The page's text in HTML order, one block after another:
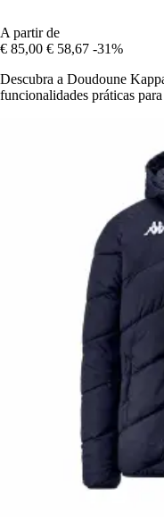
A partir de
€ 85,00 € 58,67 -31%
Descubra a Doudoune
funcionalidades práticas